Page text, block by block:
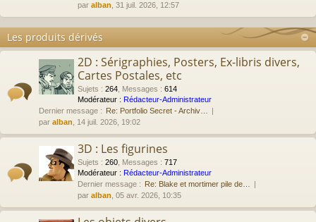
par alban , 31 juil. 2026, 12:57
Les produits dérivés
2D : Sérigraphies, Posters, Ex-libris divers,
Cartes Postales, etc
Sujets : 264 Messages : 614
Modérateur : Rédacteur-Administrateur
Dernier message : Re: Portfolio Secret - Archiv…
par alban , 14 juil. 2026, 19:02
3D : Les figurines
Sujets : 260 Messages : 717
Modérateur : Rédacteur-Administrateur
Dernier message : Re: Blake et mortimer pile de…
par alban , 05 avr. 2026, 10:35